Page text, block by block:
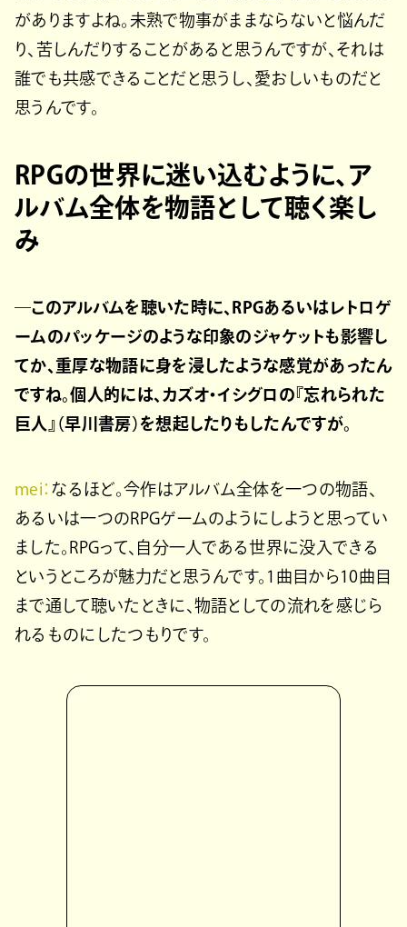
がありますよね。未熟で物事がままならないと悩んだ
り、苦しんだりすることがあると思うんですが、それは
誰でも共感できることだと思うし、愛おしいものだと
思うんです。
RPGの世界に迷い込むように、ア
ルバム全体を物語として聴く楽し
み
―このアルバムを聴いた時に、RPGあるいはレトロゲ
ームのパッケージのような印象のジャケットも影響し
てか、重厚な物語に身を浸したような感覚があったん
ですね。個人的には、カズオ・イシグロの『忘れられた
巨人』（早川書房）を想起したりもしたんですが。
mei： なるほど。今作はアルバム全体を一つの物語、
あるいは一つのRPGゲームのようにしようと思ってい
ました。RPGって、自分一人である世界に没入できる
というところが魅力だと思うんです。1曲目から10曲目
まで通して聴いたときに、物語としての流れを感じら
れるものにしたつもりです。